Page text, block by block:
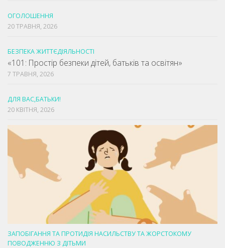
ОГОЛОШЕННЯ
20 ТРАВНЯ, 2026
БЕЗПЕКА ЖИТТЄДІЯЛЬНОСТІ
«101: Простір безпеки дітей, батьків та освітян»
7 ТРАВНЯ, 2026
ДЛЯ ВАС,БАТЬКИ!
20 КВІТНЯ, 2026
ЗАПОБІГАННЯ ТА ПРОТИДІЯ НАСИЛЬСТВУ ТА ЖОРСТОКОМУ
ПОВОДЖЕННЮ З ДІТЬМИ